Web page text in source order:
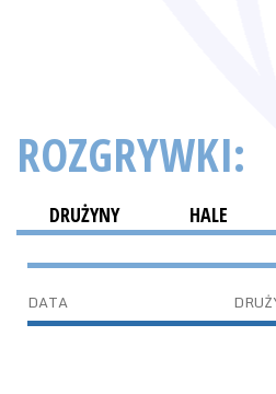
ROZGRYWKI:
DRUŻYNY HALE
DATA